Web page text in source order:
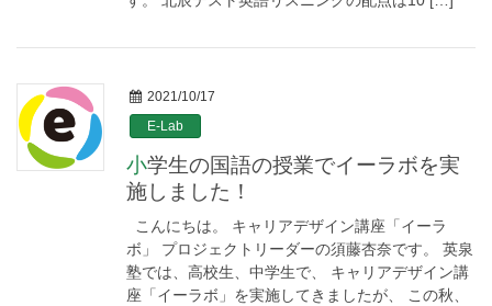
2021/10/17
E-Lab
小学生の国語の授業でイーラボを実
施しました！
こんにちは。 キャリアデザイン講座「イーラ
ボ」 プロジェクトリーダーの須藤杏奈です。 英泉
塾では、高校生、中学生で、 キャリアデザイン講
座「イーラボ」を実施してきましたが、 この秋、